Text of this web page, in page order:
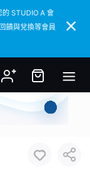
STUDIO A 會
饋與兌換等會員
STUDIO A 會
饋與兌換等會員